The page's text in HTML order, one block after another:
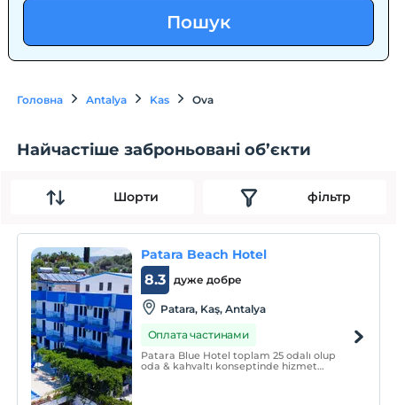
Пошук
Головна Antalya Kas Ova
Найчастіше заброньовані об’єкти
Шорти фільтр
Patara Beach Hotel
дуже добре
8.3
Patara, Kaş, Antalya
Оплата частинами
Patara Blue Hotel toplam 25 odalı olup
oda & kahvaltı konseptinde hizmet